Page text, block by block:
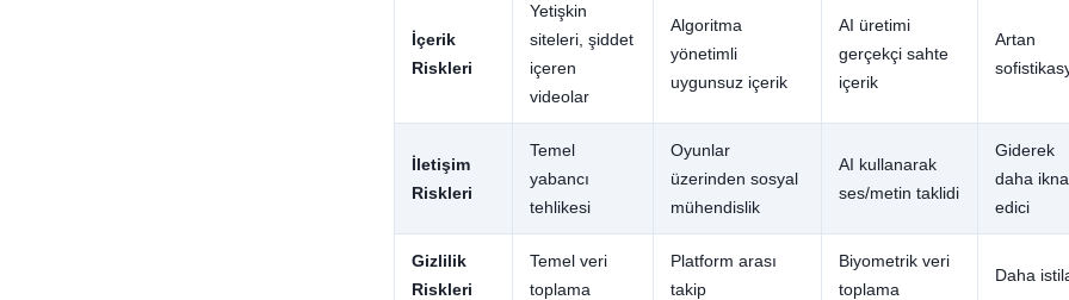
İçerik
Riskleri
Yetişkin
siteleri, şiddet
içeren
videolar
Algoritma
yönetimli
uygunsuz içerik
AI üretimi
gerçekçi sahte
içerik
Artan
İletişim
Riskleri
Temel
yabancı
tehlikesi
Oyunlar
üzerinden sosyal
mühendislik
AI kullanarak
ses/metin taklidi
Giderek
daha ikna
edici
Gizlilik
Riskleri
Temel veri
toplama
Platform arası
takip
Biyometrik veri
toplama
Daha